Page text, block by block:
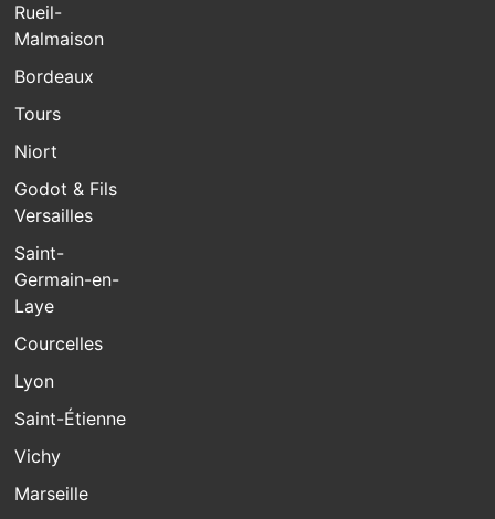
Rueil-
Malmaison
Bordeaux
Tours
Niort
Godot & Fils
Versailles
Saint-
Germain-en-
Laye
Courcelles
Lyon
Saint-Étienne
Vichy
Marseille